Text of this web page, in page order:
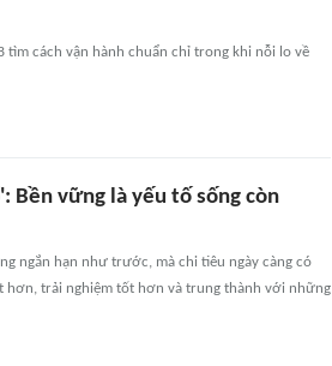
tìm cách vận hành chuẩn chỉ trong khi nỗi lo về
Bền vững là yếu tố sống còn
ngắn hạn như trước, mà chi tiêu ngày càng có
hơn, trải nghiệm tốt hơn và trung thành với những